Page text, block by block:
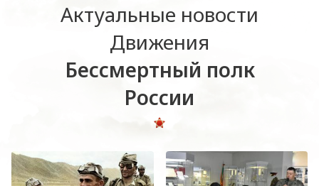
Актуальные новости
Движения
Бессмертный полк
России